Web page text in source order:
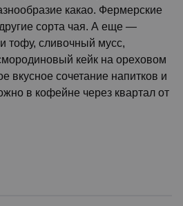
какао. Фермерские
сорта чая. А еще —
тофу, сливочный мусс,
кейк на ореховом
вкусное сочетание напитков и
в кофейне через квартал от